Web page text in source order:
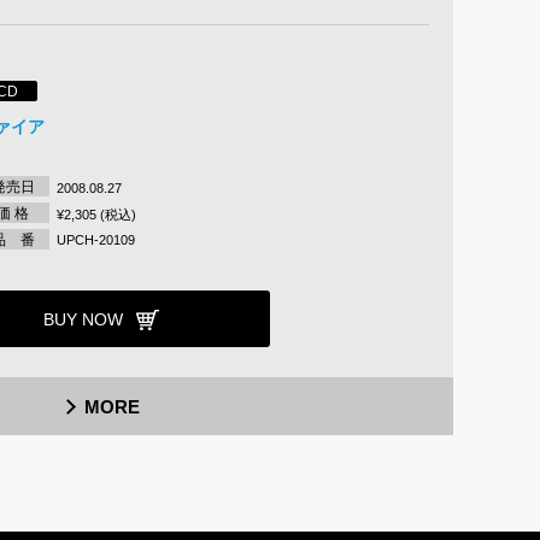
イア
売日 2008.08.27
格 ¥2,305 (税込)
番 UPCH-20109
BUY NOW
MORE